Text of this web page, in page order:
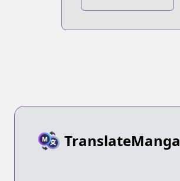
Wonderland the
TranslateManga